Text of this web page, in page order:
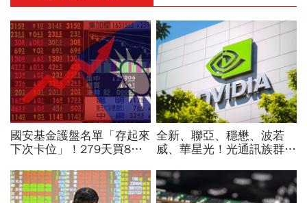
國安基金護盤名單「存起來
下次卡位」！279天買8檔
電...唯一金融股是它
全新、聯亞、穩懋、波若
威、華星光！光通訊族群一
關？原來輝達這利多發威